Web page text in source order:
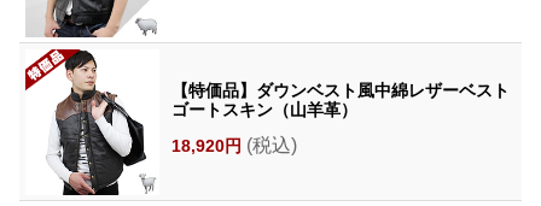
【特価品】ダウンベスト風中綿レザーベスト
ゴートスキン（山羊革）
18,920円 (税込)